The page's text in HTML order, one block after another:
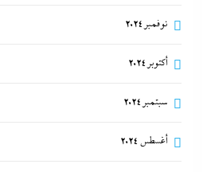
نوفمبر 2024
أكتوبر 2024
سبتمبر 2024
أغسطس 2024